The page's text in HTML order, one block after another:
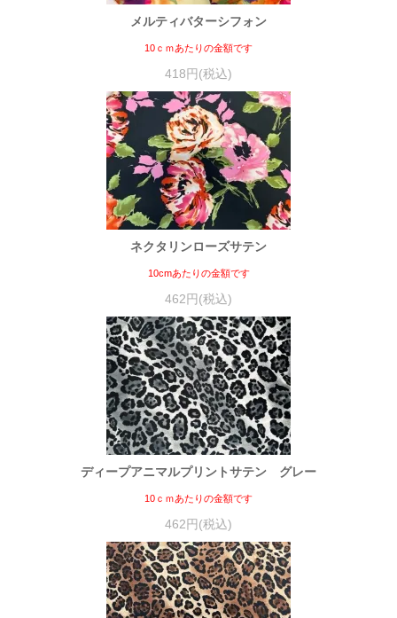
メルティバターシフォン
10ｃｍあたりの金額です
418円(税込)
ネクタリンローズサテン
10cmあたりの金額です
462円(税込)
ディープアニマルプリントサテン グレー
10ｃｍあたりの金額です
462円(税込)